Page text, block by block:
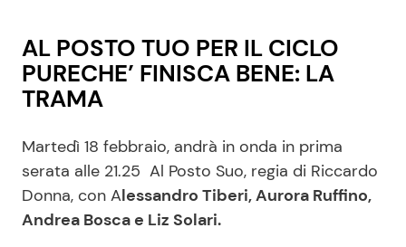
AL POSTO TUO PER IL CICLO
PURECHE’ FINISCA BENE: LA
TRAMA
Martedì 18 febbraio, andrà in onda in prima
serata alle 21.25 Al Posto Suo, regia di Riccardo
Donna, con Alessandro Tiberi, Aurora Ruffino,
Andrea Bosca e Liz Solari.